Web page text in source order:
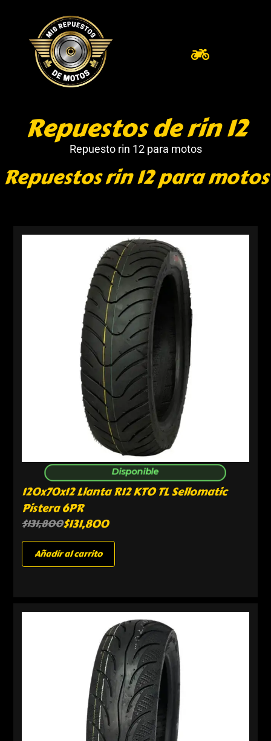
Repuestos de rin 12
Repuesto rin 12 para motos
Repuestos rin 12 para motos
Disponible
120x70x12 Llanta R12 KTO TL Sellomatic
Pistera 6PR
$131,800$131,800
Añadir al carrito